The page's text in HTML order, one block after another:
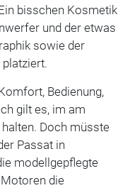
bisschen Kosmetik
und der etwas
sowie der
Bedienung,
gilt es, im am
Doch müsste
Passat in
modellgepflegte
die